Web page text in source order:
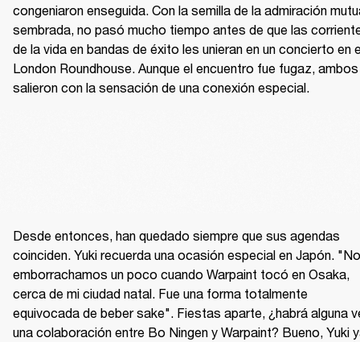
congeniaron enseguida. Con la semilla de la admiración
sembrada, no pasó mucho tiempo antes de que las
de la vida en bandas de éxito les unieran en un concierto en
London Roundhouse. Aunque el encuentro fue fugaz, ambos
salieron con la sensación de una conexión especial.
Desde entonces, han quedado siempre que sus agendas
coinciden. Yuki recuerda una ocasión especial en Japón.
emborrachamos un poco cuando Warpaint tocó en Osaka,
cerca de mi ciudad natal. Fue una forma totalmente
equivocada de beber sake". Fiestas aparte, ¿habrá alguna
una colaboración entre Bo Ningen y Warpaint? Bueno, Yuki